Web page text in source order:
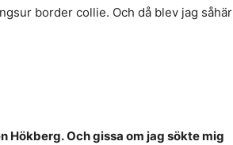
border collie. Och då blev jag såhär
Hökberg. Och gissa om jag sökte mig